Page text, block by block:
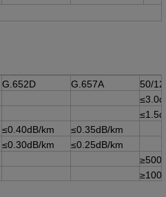
G.652D G.657A
50/
≤0.40dB/km
≤0.35dB/km
≤0.30dB/km
≤0.25dB/km